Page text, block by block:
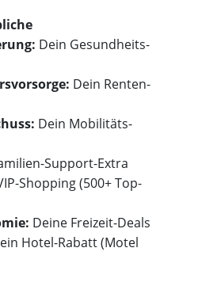
Dein Gesundheits-
Dein Renten-
Dein Mobilitäts-
Support-Extra
Shopping (500+ Top-
Deine Freizeit-Deals
Hotel-Rabatt (Motel